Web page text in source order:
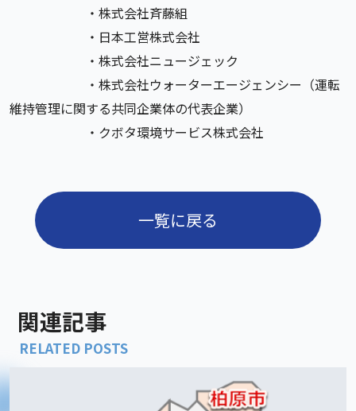
・株式会社斉藤組
・日本工営株式会社
・株式会社ニュージェック
・株式会社ウォーターエージェンシー（運転
維持管理に関する共同企業体の代表企業）
・クボタ環境サービス株式会社
一覧に戻る
関連記事
RELATED POSTS